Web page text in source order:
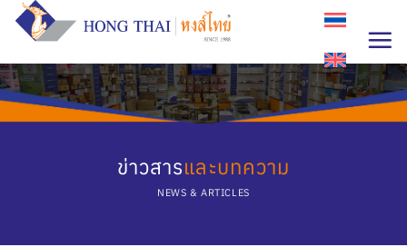
Skip
ข่าวสารและบทความ
NEWS & ARTICLES